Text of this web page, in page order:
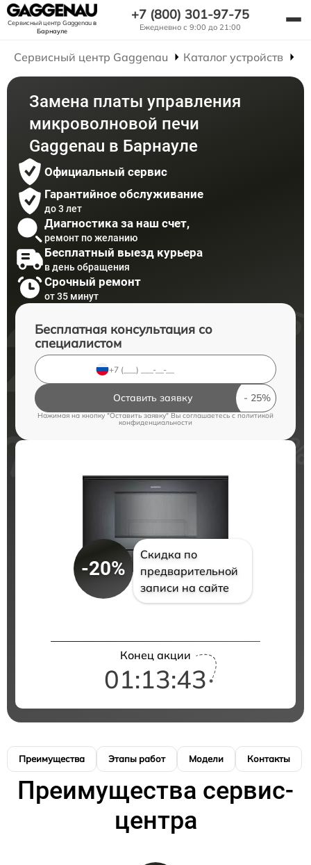
Сервисный центр Gaggenauв
Барнауле
+7 (800) 301-97-75
Ежедневно с 9:00 до 21:00
Сервисный центр Gaggenau Каталог устройств
Замена платы управления
микроволновой печи
Gaggenau в Барнауле
Официальный сервис
Гарантийное обслуживание
до 3 лет
Диагностика за наш счет,
ремонт по желанию
Бесплатный выезд курьера
в день обращения
Срочный ремонт
от 35 минут
Бесплатная консультация со
специалистом
Оставить заявку
Нажимая на кнопку "Оставить заявку" Вы соглашаетесь c политикой
конфиденциальности
-20%
Скидка по
предварительной
записи на сайте
Конец акции
01:13:42
Преимущества Этапы работ Модели Контакты
Преимущества сервис-
центра